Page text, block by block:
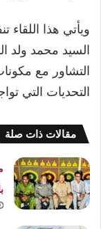
ويأتي هذا اللقاء
السيد محمد ولد
التشاور مع
التحديات التي
مقالات ذات صلة